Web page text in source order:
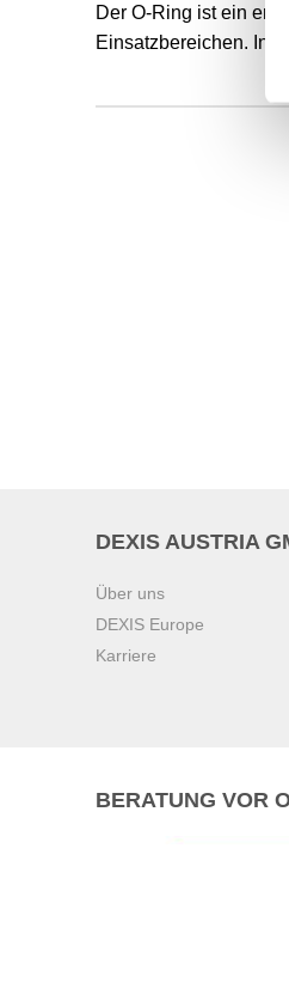
Der O-Ring ist ein
Einsatzbereichen.
DEXIS AUSTRIA
Über uns
DEXIS Europe
Karriere
BERATUNG VOR